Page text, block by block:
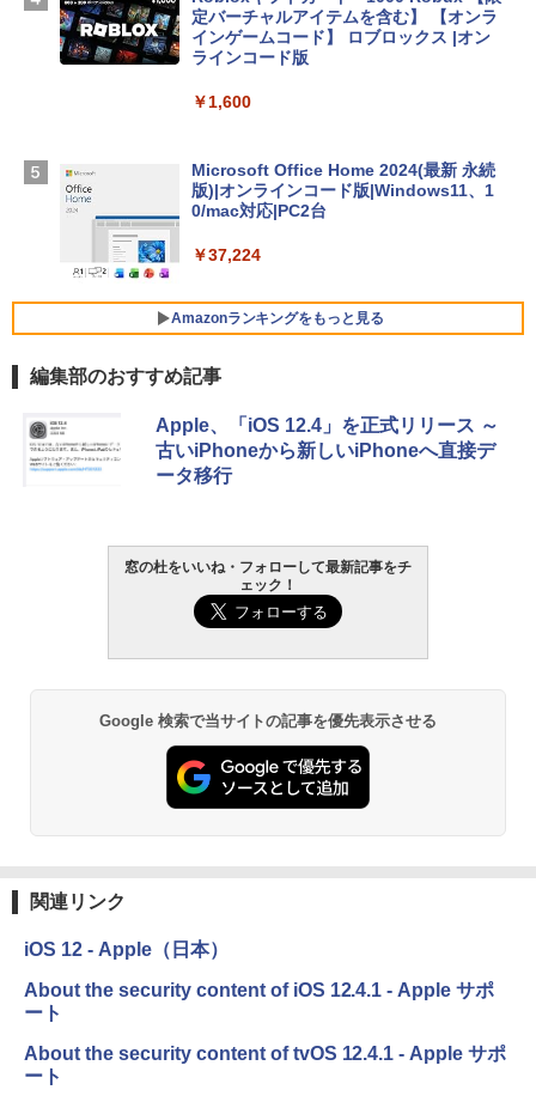
D - ミッドナイト
￥314,800
￥129,800
Core i5/16GB/SSD 512GB/ホワイト) FM
VWK3E15W_AZ
￥119,800
定バーチャルアイテムを含む】 【オンラ
インゲームコード】 ロブロックス |オン
ラインコード版
￥1,600
Microsoft Office Home 2024(最新 永続
版)|オンラインコード版|Windows11、1
0/mac対応|PC2台
￥37,224
Amazonランキングをもっと見る
生成AIパスポート公式テキスト 第４版
￥1,766
AIイラスト表現辞典: 思い通りの絵を引き
出す プロンプトの言葉 AI画像生成シリー
ズ (はぴーイラストLabo)
ClaudeCode いちばんやさしい 教科書:
方 マニュアル AI副業にもコンテンツ作成
にもKindle出版にも！ 非エンジニアのた
めのAIコーディング入門シリーズ
ェクトリストと最新エミュレータ紹介
￥1,600
1冊ですべて身につくHTML & CSSとWe
Amazon Kindle Paperwhite (16GB) 7イ
ンチディスプレイ、色調調節ライト、12
週間持続バッテリー、広告なし、ブラッ
ク
Amazon Kindle - 目に優しい、かさばら
ない、大きな画面で読みやすい、6週間持
続バッテリー、6インチディスプレイ電子
￥19,980
Kindle Paperwhite シグニチャーエディ
ション (32GB) 7インチディスプレイ、明
Amazon Kindle Colorsoft | 16GBストレ
ージ、防水、7インチカラーディスプレ
売)
編集部のおすすめ記事
Apple、「iOS 12.4」を正式リリース ～
古いiPhoneから新しいiPhoneへ直接デ
ータ移行
窓の杜をいいね・フォローして最新記事をチ
ェック！
Google 検索で当サイトの記事を優先表示させる
関連リンク
iOS 12 - Apple（日本）
About the security content of iOS 12.4.1 - Apple サポ
ート
About the security content of tvOS 12.4.1 - Apple サポ
ート